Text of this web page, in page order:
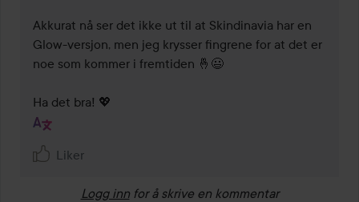
Akkurat nå ser det ikke ut til at Skindinavia har en
Glow-versjon, men jeg krysser fingrene for at det er
noe som kommer i fremtiden 🤞😃
Ha det bra! 💖
Liker
Logg inn for å skrive en kommentar